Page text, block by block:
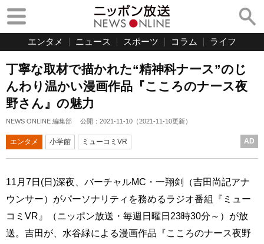
エンタメ ニュース スポーツ コラム ライフ
丁寧な取材で描かれた“精神科ナース”のじ
んわり温かい漫画作品『こころのナース夜
野さん』の魅力
NEWS ONLINE 編集部 公開： 2021-11-10 （2021-11-10更新）
エンタメ 小学館 ミューコミVR AD
11月7日(日)深夜、バーチャルMC・一翔剣（吉田尚記アナ
ウンサー）がパーソナリティを務めるラジオ番組『ミュー
コミVR』（ニッポン放送・毎週日曜日23時30分～）が放
送。吉田が、水谷緑による漫画作品『こころのナース夜野